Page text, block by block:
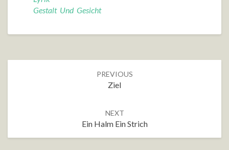
Gestalt Und Gesicht
PREVIOUS
Ziel
NEXT
Ein Halm Ein Strich